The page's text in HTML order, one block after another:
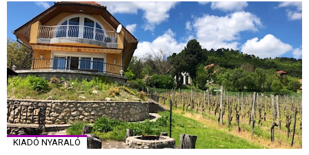
KIADÓ NYARALÓ